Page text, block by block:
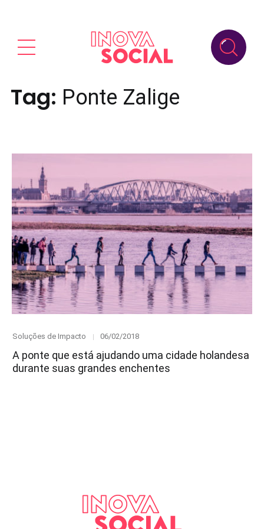
Tag: Ponte Zalige
Category
Soluções de Impacto
Posted
06/02/2018
A ponte que está ajudando uma cidade holandesa
durante suas grandes enchentes